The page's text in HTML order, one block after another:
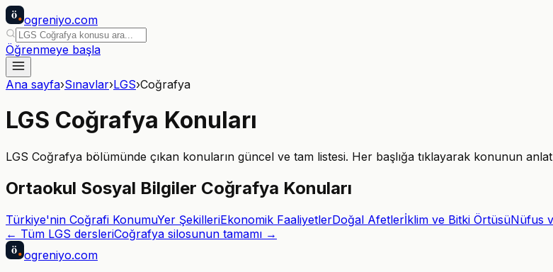
ö ogreniyo.com
Öğrenmeye başla
Ana sayfa›Sınavlar›LGS›Coğrafya
LGS Coğrafya Konuları
LGS Coğrafya bölümünde çıkan konuların güncel ve tam listesi. Her başlığa tıklayarak konunun
Ortaokul Sosyal Bilgiler Coğrafya Konuları
Türkiye'nin Coğrafi KonumuYer ŞekilleriEkonomik FaaliyetlerDoğal Afetlerİklim ve Bitki ÖrtüsüNüfus
← Tüm LGS dersleriCoğrafya silosunun tamamı →
ö ogreniyo.com